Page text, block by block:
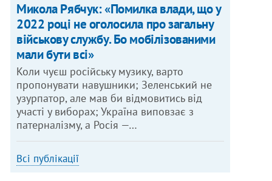
Микола Рябчук: «Помилка влади, що у
2022 році не оголосила про загальну
військову службу. Бо мобілізованими
мали бути всі»
Коли чуєш російську музику, варто
пропонувати навушники; Зеленський не
узурпатор, але мав би відмовитись від
участі у виборах; Україна виповзає з
патерналізму, а Росія —…
Всі публікації